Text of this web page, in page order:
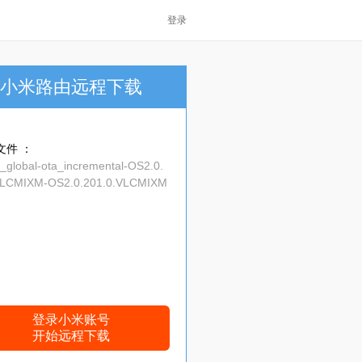
登录
小米路由远程下载
件 ：
ota_incremental-OS2.0.
OS2.0.201.0.VLCMIXM
登录小米账号
开始远程下载